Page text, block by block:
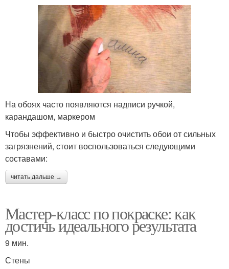
На обоях часто появляются надписи ручкой,
карандашом, маркером
Чтобы эффективно и быстро очистить обои от сильных
загрязнений, стоит воспользоваться следующими
составами:
читать дальше →
Мастер-класс по покраске: как
достичь идеального результата
9 мин.
Стены